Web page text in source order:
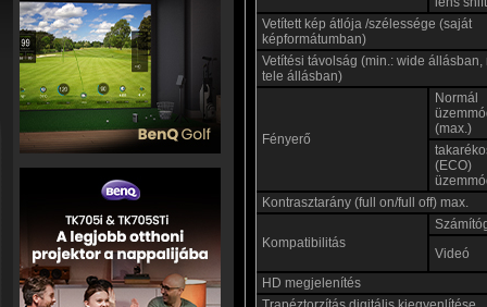
Vetített kép átlója /szélessége (saját
képformátumban)
Vetítési távolság (min.: wide állásban,
tele állásban)
Fényerő
Normál
(max.)
(ECO)
Kontrasztarány (full on/full off) max.
Kompatibilitás
Videó
HD megjelenítés